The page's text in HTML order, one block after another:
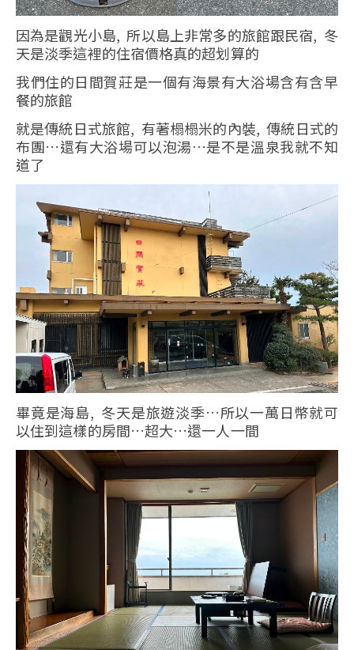
因為是觀光小島, 所以島上非常多的旅館跟民宿, 冬
天是淡季這裡的住宿價格真的超划算的
我們住的日間賀莊是一個有海景有大浴場含有含早
餐的旅館
就是傳統日式旅館, 有著榻榻米的內裝, 傳統日式的
布團…還有大浴場可以泡湯…是不是溫泉我就不知
道了
畢竟是海島, 冬天是旅遊淡季…所以一萬日幣就可
以住到這樣的房間…超大…還一人一間